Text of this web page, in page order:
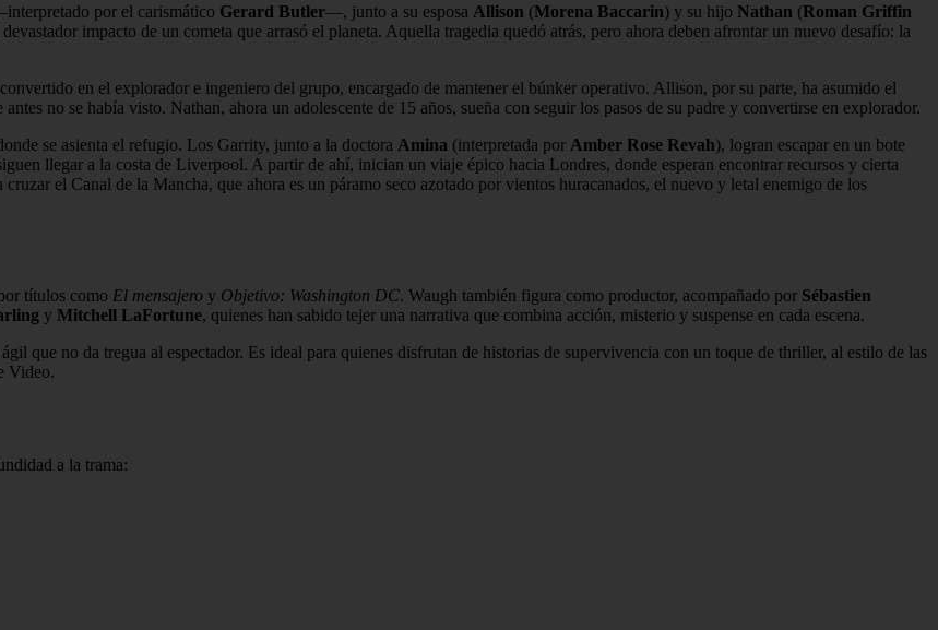
por el carismático Gerard Butler—, junto a su esposa Allison (Morena Baccarin) y su hijo Nathan (Roman Griffin
impacto de un cometa que arrasó el planeta. Aquella tragedia quedó atrás, pero ahora deben afrontar un nuevo desafío: la
en el explorador e ingeniero del grupo, encargado de mantener el búnker operativo. Allison, por su parte, ha asumido el
no se había visto. Nathan, ahora un adolescente de 15 años, sueña con seguir los pasos de su padre y convertirse en explorador.
se asienta el refugio. Los Garrity, junto a la doctora Amina (interpretada por Amber Rose Revah), logran escapar en un bote
llegar a la costa de Liverpool. A partir de ahí, inician un viaje épico hacia Londres, donde esperan encontrar recursos y cierta
el Canal de la Mancha, que ahora es un páramo seco azotado por vientos huracanados, el nuevo y letal enemigo de los
títulos como El mensajero y Objetivo: Washington DC. Waugh también figura como productor, acompañado por Sébastien
y Mitchell LaFortune, quienes han sabido tejer una narrativa que combina acción, misterio y suspense en cada escena.
que no da tregua al espectador. Es ideal para quienes disfrutan de historias de supervivencia con un toque de thriller, al estilo de las
Video.
a la trama: